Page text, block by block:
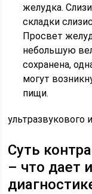
желудка.
складки
Просвет
небольшую
сохранена,
могут
пищи.
ультразвукового
Суть
– что дает